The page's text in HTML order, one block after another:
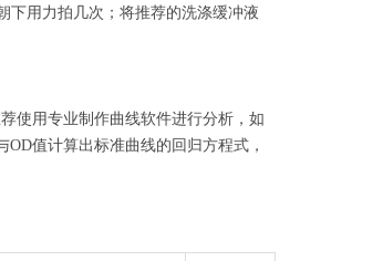
下用力拍几次；将推荐的洗涤缓冲液
使用专业制作曲线软件进行分析，如
值计算出标准曲线的回归方程式，